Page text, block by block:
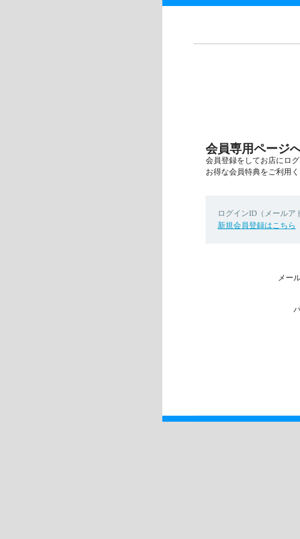
会員専用ページ
会員登録をしてお店にロ
お得な会員特典をご利用く
ログインID（メールア
新規会員登録はこちら
メー